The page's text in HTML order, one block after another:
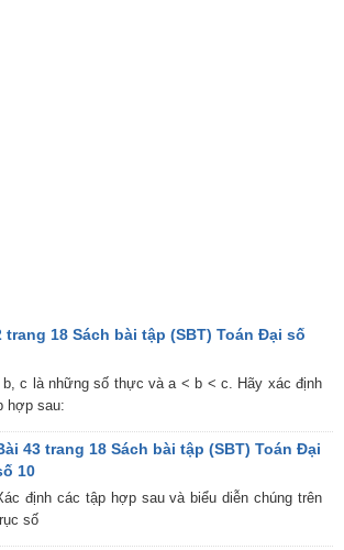
trang 18 Sách bài tập (SBT) Toán Đại số
b, c là những số thực và a < b < c. Hãy xác định
hợp sau:
43 trang 18 Sách bài tập (SBT) Toán Đại
10
định các tập hợp sau và biểu diễn chúng trên
số